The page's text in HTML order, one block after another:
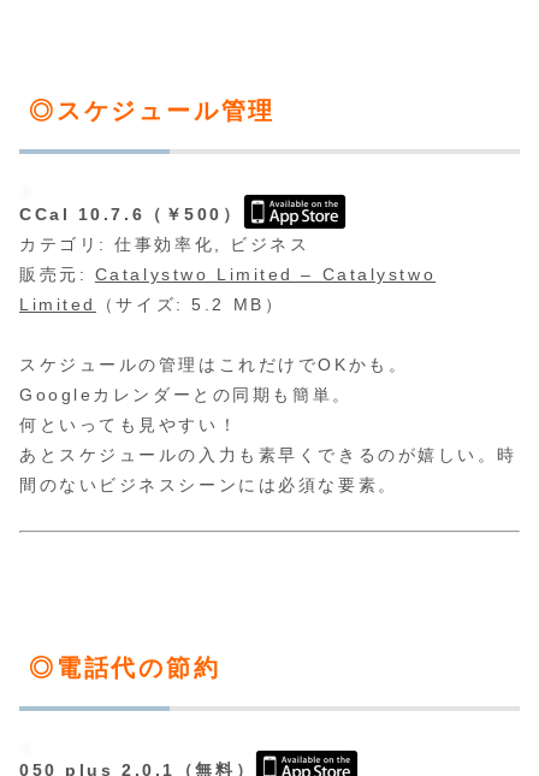
◎スケジュール管理
CCal 10.7.6（￥500）
カテゴリ: 仕事効率化, ビジネス
販売元: Catalystwo Limited – Catalystwo
Limited
（サイズ: 5.2 MB）
スケジュールの管理はこれだけでOKかも。
Googleカレンダーとの同期も簡単。
何といっても見やすい！
あとスケジュールの入力も素早くできるのが嬉しい。時
間のないビジネスシーンには必須な要素。
◎電話代の節約
050 plus 2.0.1（無料）